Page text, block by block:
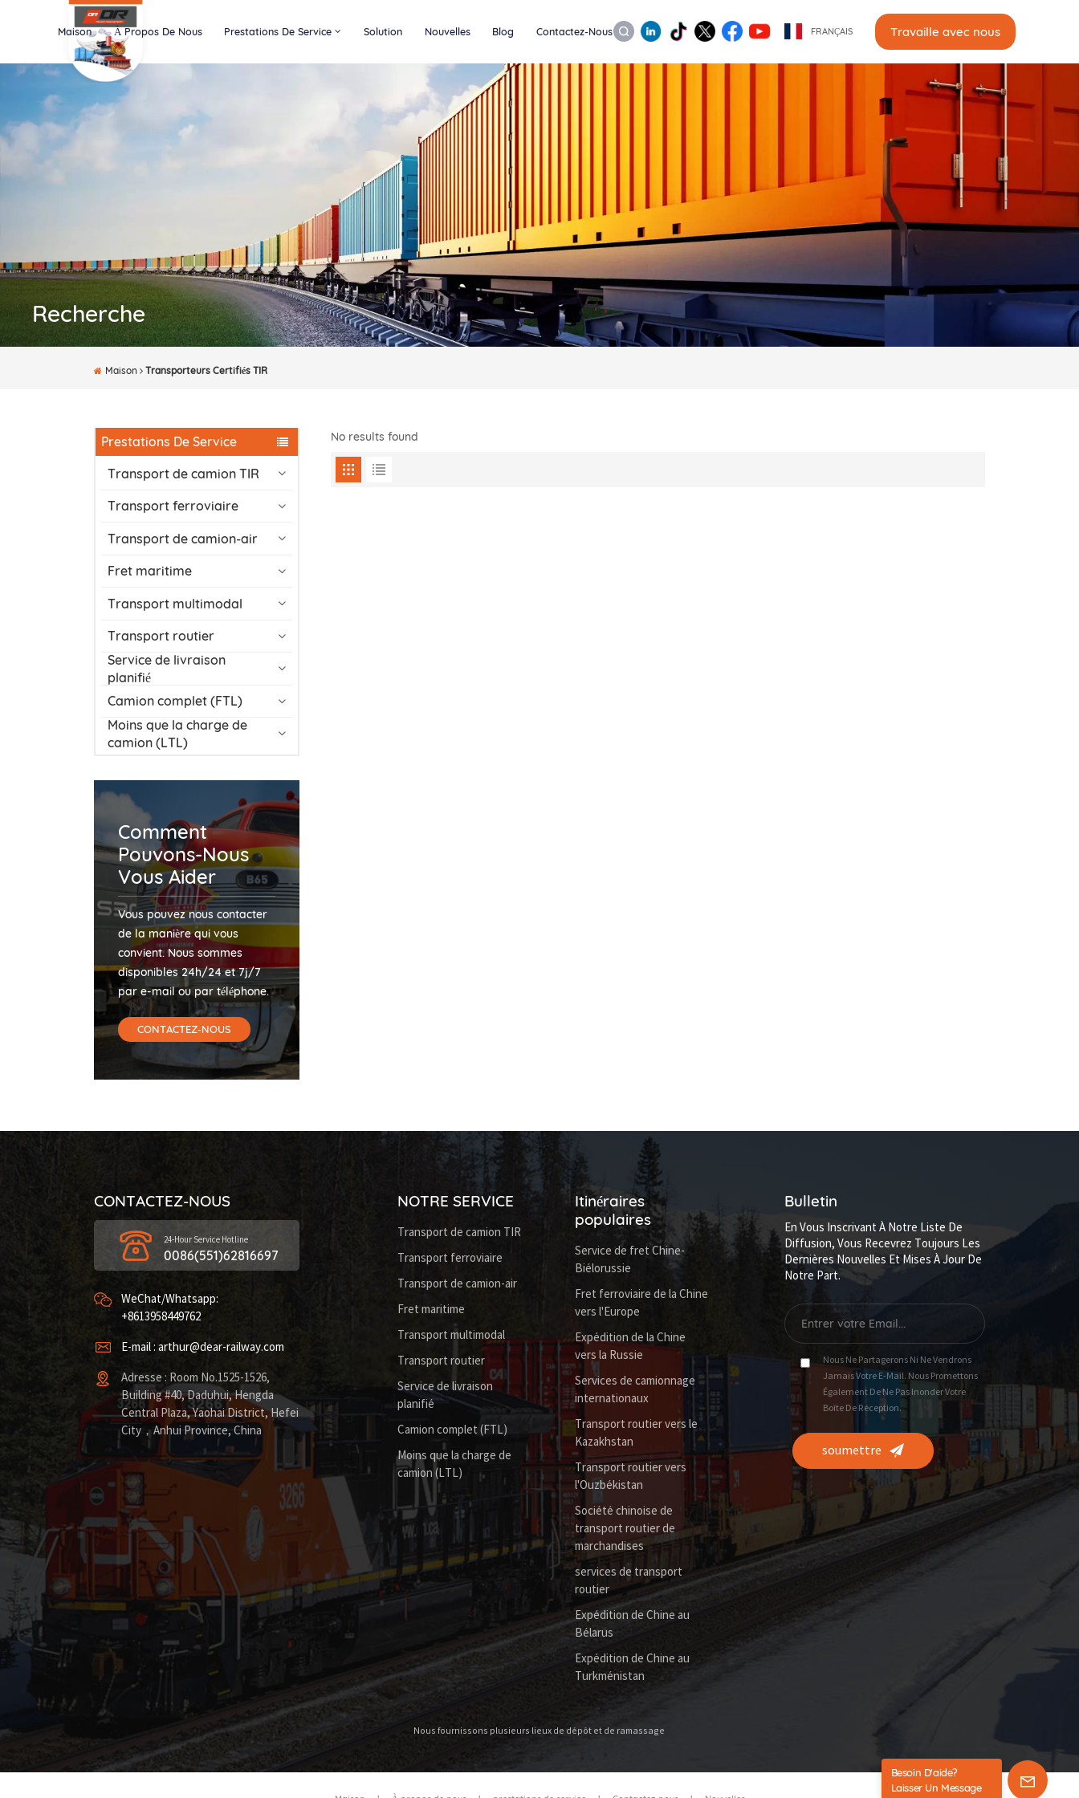
Maison À Propos De Nous Prestations De Service Solution Nouvelles Blog Contactez-Nous FRANÇAIS Travaille avec nous
Recherche
Maison Transporteurs Certifiés TIR
Prestations De Service
Transport de camion TIR
Transport ferroviaire
Transport de camion-air
Fret maritime
Transport multimodal
Transport routier
Service de livraison
planifié
Camion complet (FTL)
Moins que la charge de
camion (LTL)
Comment
Pouvons-Nous
Vous Aider
Vous pouvez nous contacter
de la manière qui vous
convient. Nous sommes
disponibles 24h/24 et 7j/7
par e-mail ou par téléphone.
CONTACTEZ-NOUS
No results found
CONTACTEZ-NOUS
24-Hour Service Hotline
0086(551)62816697
WeChat/Whatsapp:
+8613958449762
E-mail : arthur@dear-railway.com
Adresse : Room No.1525-1526,
Building #40, Daduhui, Hengda
Central Plaza, Yaohai District, Hefei
City，Anhui Province, China
NOTRE SERVICE
Transport de camion TIR
Transport ferroviaire
Transport de camion-air
Fret maritime
Transport multimodal
Transport routier
Service de livraison
planifié
Camion complet (FTL)
Moins que la charge de
camion (LTL)
Itinéraires
populaires
Service de fret Chine-
Biélorussie
Fret ferroviaire de la Chine
vers l'Europe
Expédition de la Chine
vers la Russie
Services de camionnage
internationaux
Transport routier vers le
Kazakhstan
Transport routier vers
l'Ouzbékistan
Société chinoise de
transport routier de
marchandises
services de transport
routier
Expédition de Chine au
Bélarus
Expédition de Chine au
Turkménistan
Bulletin
En Vous Inscrivant À Notre Liste De
Diffusion, Vous Recevrez Toujours Les
Dernières Nouvelles Et Mises À Jour De
Notre Part.
Nous Ne Partagerons Ni Ne Vendrons
Jamais Votre E-Mail. Nous Promettons
Également De Ne Pas Inonder Votre
Boîte De Réception.
soumettre
Nous fournissons plusieurs lieux de dépôt et de ramassage
Besoin D'aide?
Laisser Un Message